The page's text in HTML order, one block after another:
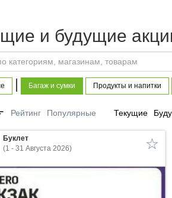
и будущие
| Багаж и сумки Продукты и напитки
Рейтинг Популярные Текущие
Буклет
(1 - 31 Августа 2026)